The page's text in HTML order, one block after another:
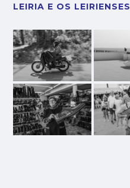
LEIRIA E OS LEIRIENSES